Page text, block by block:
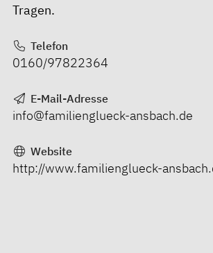
Tragen.
Telefon
0160/97822364
E-Mail-Adresse
info@familienglueck-ansbach.de
Website
http://www.familienglueck-